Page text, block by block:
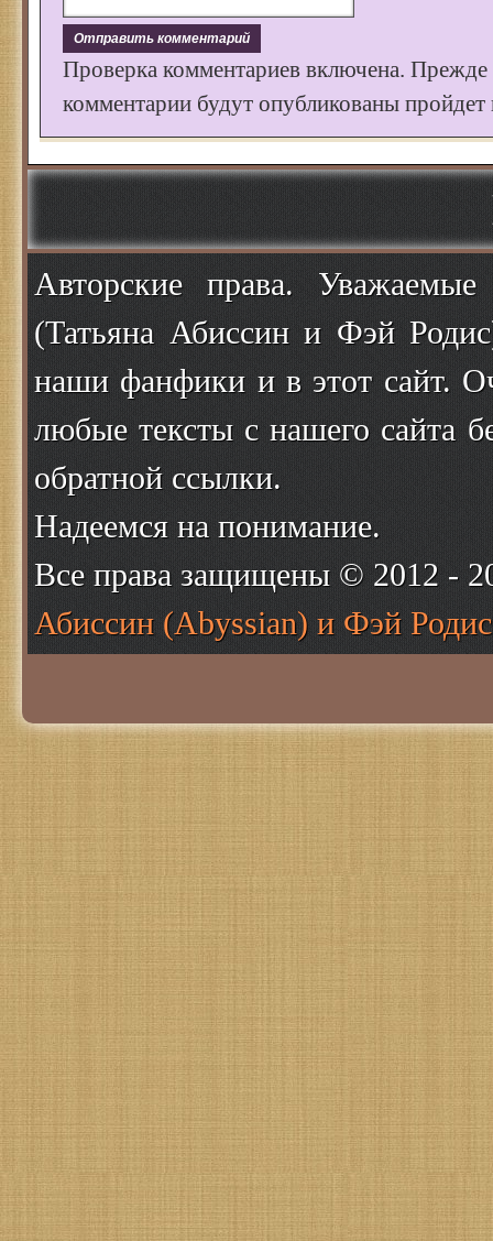
Проверка комментариев включена.
комментарии будут опубликованы пройдет
Авторские права.
(Татьяна Абиссин и Фэй
наши фанфики и в этот сайт.
любые тексты с нашего сайта
обратной ссылки.
Надеемся на понимание.
Все права защищены © 2012 -
Абиссин (Abyssian) и Фэй